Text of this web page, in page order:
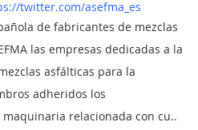
twitter.com/asefma_es
de fabricantes de mezclas
las empresas dedicadas a la
asfálticas para la
adheridos los
relacionada con cu..